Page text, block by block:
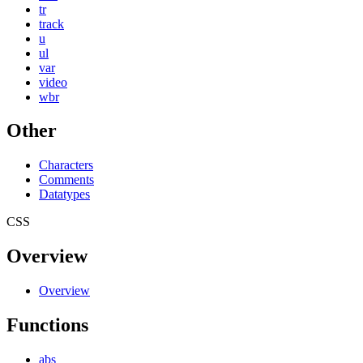
tr
track
u
ul
var
video
wbr
Other
Characters
Comments
Datatypes
CSS
Overview
Overview
Functions
abs